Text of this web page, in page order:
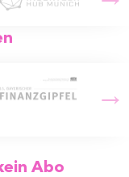
Abo